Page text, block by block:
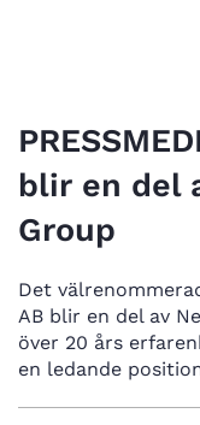
blir en del
Group
Det
AB blir en del av
över 20 års
en ledande